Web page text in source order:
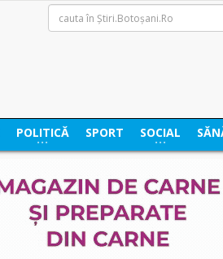
POLITICĂ SPORT SOCIAL